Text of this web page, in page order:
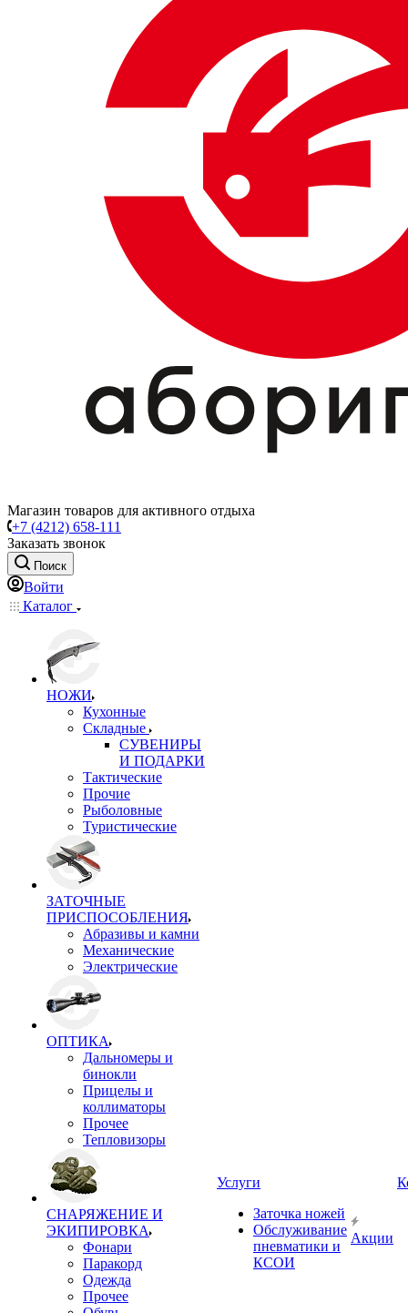
Магазин товаров для активного отдыха
+7 (4212) 658-111
Заказать звонок
Поиск
Войти
Каталог
НОЖИ
Кухонные
Складные
СУВЕНИРЫ
И ПОДАРКИ
Тактические
Прочие
Рыболовные
Туристические
ЗАТОЧНЫЕ
ПРИСПОСОБЛЕНИЯ
Абразивы и камни
Механические
Электрические
ОПТИКА
Дальномеры и
бинокли
Прицелы и
коллиматоры
Прочее
Тепловизоры
СНАРЯЖЕНИЕ И
ЭКИПИРОВКА
Фонари
Паракорд
Одежда
Прочее
Услуги
Заточка ножей
Обслуживание
пневматики и
КСОИ
Акции